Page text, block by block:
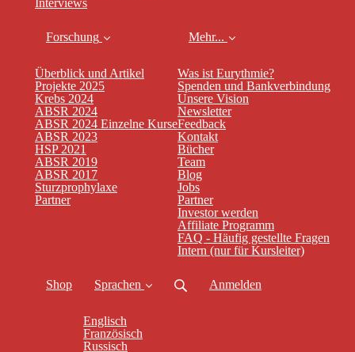
Interviews
Forschung
Überblick und Artikel
Projekte 2025
Krebs 2024
ABSR 2024
ABSR 2024 Einzelne Kurse
ABSR 2023
HSP 2021
ABSR 2019
ABSR 2017
Sturzprophylaxe
Partner
Mehr...
Was ist Eurythmie?
Spenden und Bankverbindung
Unsere Vision
Newsletter
Feedback
Kontakt
Bücher
Team
Blog
Jobs
Partner
Investor werden
Affiliate Programm
FAQ - Häufig gestellte Fragen
Intern (nur für Kursleiter)
Shop Sprachen
Englisch
Französisch
Russisch
Anmelden